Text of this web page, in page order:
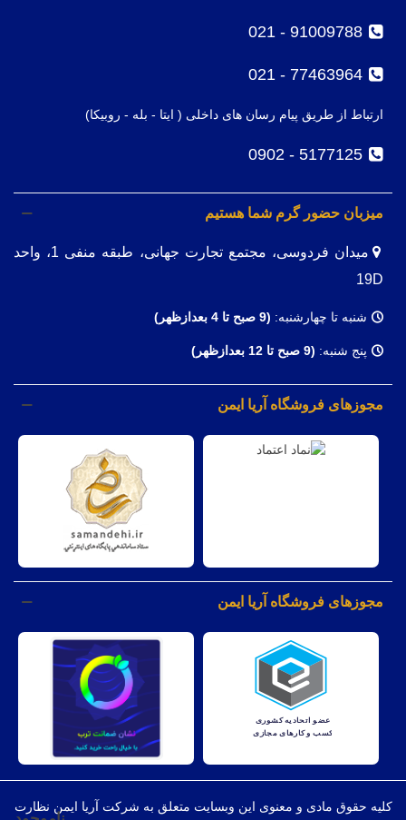
91009788 - 021
77463964 - 021
ارتباط از طریق پیام رسان های داخلی ( ایتا - بله - روبیکا)
5177125 - 0902
میزبان حضور گرم شما هستیم
میدان فردوسی، مجتمع تجارت جهانی، طبقه منفی 1، واحد
19D
شنبه تا چهارشنبه: (9 صبح تا 4 بعدازظهر)
پنج شنبه: (9 صبح تا 12 بعدازظهر)
مجوزهای فروشگاه آریا ایمن
مجوزهای فروشگاه آریا ایمن
کليه حقوق مادی و معنوی اين وبسايت متعلق به شرکت آریا ایمن نظارت